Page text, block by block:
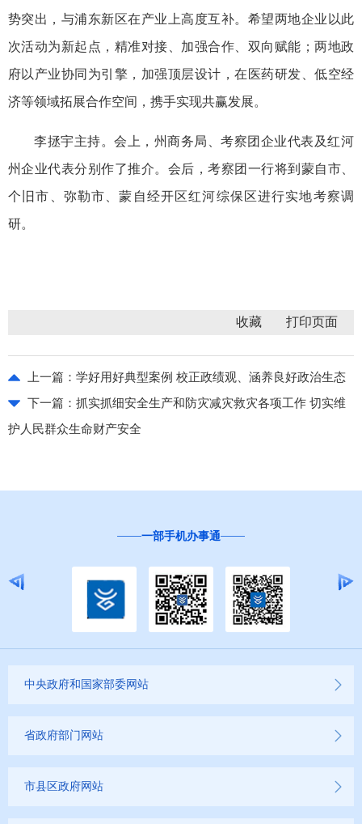
势突出，与浦东新区在产业上高度互补。希望两地企业以此
次活动为新起点，精准对接、加强合作、双向赋能；两地政
府以产业协同为引擎，加强顶层设计，在医药研发、低空经
济等领域拓展合作空间，携手实现共赢发展。
李拯宇主持。会上，州商务局、考察团企业代表及红河
州企业代表分别作了推介。会后，考察团一行将到蒙自市、
个旧市、弥勒市、蒙自经开区红河综保区进行实地考察调
研。
收藏
上一篇： 学好用好典型案例 校正政绩观、涵养良好政治生态
下一篇： 抓实抓细安全生产和防灾减灾救灾各项工作 切实维
护人民群众生命财产安全
一部手机办事通
中央政府和国家部委网站
省政府部门网站
市县区政府网站